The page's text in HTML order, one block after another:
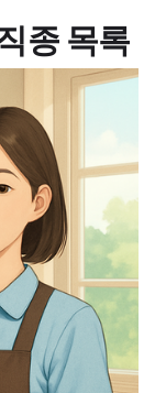
종 목록